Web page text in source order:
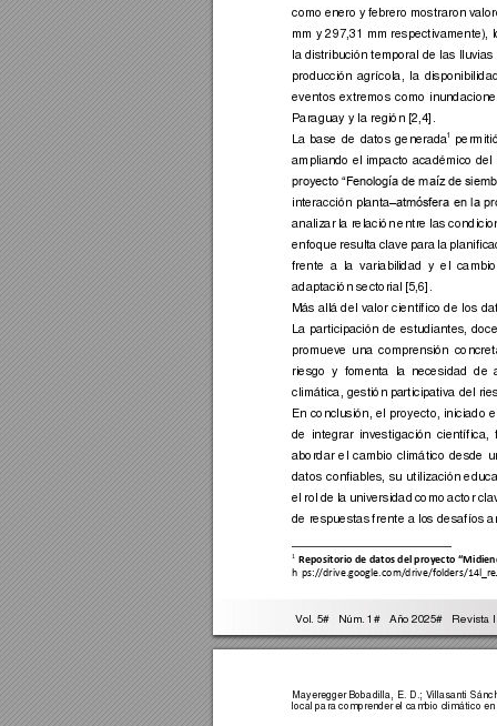
Vol. 5#   Núm. 1#   Año 2025#   Revista
como enero y febrero mostraron
mm y 297,31 mm respectivamente),
la distribución temporal de las
producción agrícola, la
eventos extremos como
Paraguay y la región [2,4] .
La
base de datos generada1 permi
ampliando el
impacto académico del
proyecto “Fenología de maíz de
interacción planta–atmósfera en la
analizar la relación entre
las
enfoque resulta clave para la
frente
a la variabil idad y el
adaptación sectorial
[5,6].
Más allá del valor científico de los
La participación de estudiantes,
promueve
una comprensión
riesgo
y fomenta la necesidad de
climática, gestión participativa del
En conclusión, el proyecto, iniciado
de
integrar investigación científica,
abordar el cambio climático desde
datos confiables su utilización
el rol de la universidad como actor
de respuestas frente a los desafíos
1 Repositorio de datos del proyecto
https://drive.google.com/drive/folders/
Mayeregger Boba dilla, E. D.; Vi llasanti
local para comprender el cambio climático